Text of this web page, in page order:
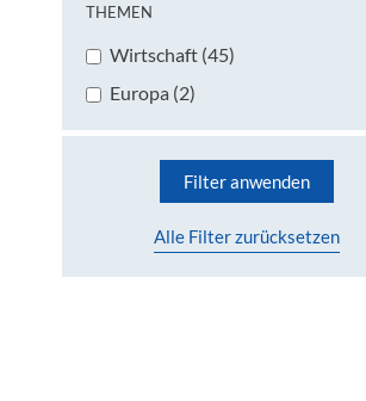
THEMEN
Wirtschaft (45)
Europa (2)
Filter anwenden
Alle Filter zurücksetzen